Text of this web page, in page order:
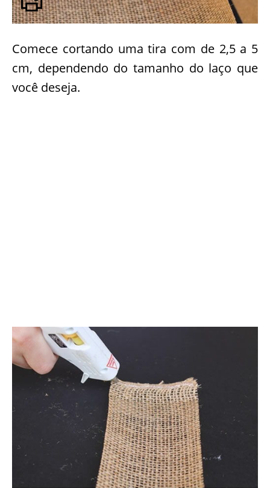
Comece cortando uma tira com de 2,5 a 5
cm, dependendo do tamanho do laço que
você deseja.